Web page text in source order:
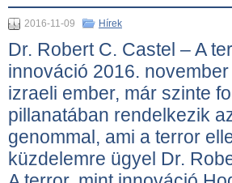
2016-11-09 Hírek
Dr. Robert C. Castel – A
innováció 2016.
izraeli ember, már szinte
pillanatában rendelkezik
genommal, ami a terror
küzdelemre ügyel Dr.